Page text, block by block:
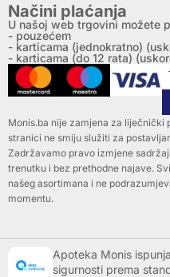
Načini plaćanja
U našoj web trgovini možete
- pouzećem
- karticama (jednokratno)
- karticama (do 12 rata)
Monis.ba nije zamjena za liječnički
stranici ne smiju služiti za
Zadržavamo pravo izmjene
trenutku i bez prethodne najave.
našeg asortimana i ne
momentu.
Apoteka Monis
sigurnosti prema